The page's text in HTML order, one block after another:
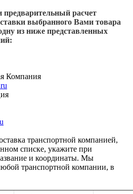
расчет
выбранного Вами товара
из ниже представленных
Компания
транспортной компанией,
списке, укажите при
и координаты. Мы
транспортной компании, в